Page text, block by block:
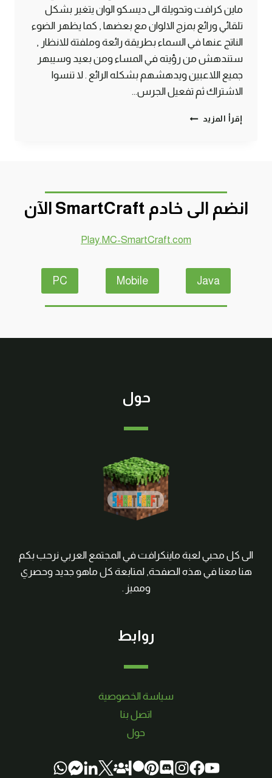
ماين كرافت وتحويلة الى ديسكو الوان يتغير بشكل
تلقائي ورائع بمزج الالوان مع بعضها , كما يظهر الضوء
الناتج عنها في السماء بطريقة رائعة وملفتة للانظار ,
ستندهش من رؤيته في المساء ومن بعيد وسيبهر
جميع اللاعبين ويدهشهم بشكله الرائع . لا تنسوا
الاشتراك ثم تفعيل الجرس…
إقرأ المزيد طريقة
بشكل
ماين
انضم الى خادم SmartCraft الآن
Play.MC-SmartCraft.com
Java
Mobile
PC
حول
الى كل محبي لعبة ماينكرافت في المجتمع العربي نرحب بكم
هنا معنا في هذه الصفحة, لمتابعة كل ماهو جديد وحصري
ومميز .
روابط
سياسة الخصوصية
اتصل بنا
حول